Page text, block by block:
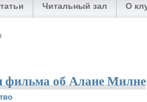
Читальный зал О
фильма об Алане Милне